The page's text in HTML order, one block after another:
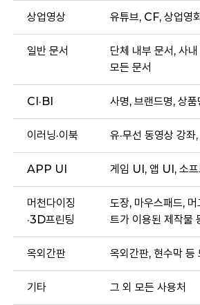
상업영상 유튜브, CF, 상업영
일반 문서
단체 내부 문서, 사
모든 문서
CI·BI 사명, 브랜드명, 상
이러닝·이북 유·무선 동영상 강
APP UI 게임 UI, 앱 UI, 소
머천다이징
·3D프린팅
도장, 마우스패드,
트가 이용된 제작물
옥외간판 옥외간판, 현수막 등
기타 그 외 모든 사용처